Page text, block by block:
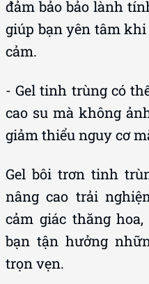
đảm bảo bảo lành
giúp bạn yên tâm
cảm.
- Gel tinh trùng có
cao su mà không
giảm thiểu nguy cơ
Gel bôi trơn tinh
nâng cao trải
cảm giác thăng
bạn tận hưởng
trọn vẹn.